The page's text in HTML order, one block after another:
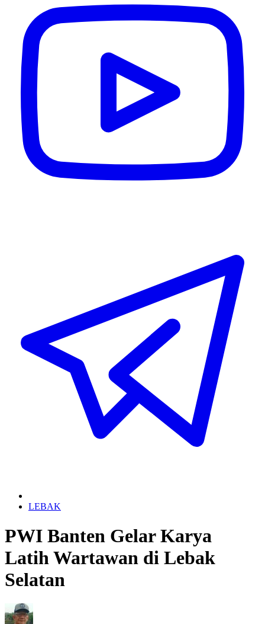
LEBAK
PWI Banten Gelar Karya
Latih Wartawan di Lebak
Selatan